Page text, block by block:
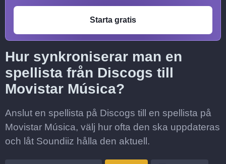
Starta gratis
Hur synkroniserar man en
spellista från Discogs till
Movistar Música?
Anslut en spellista på Discogs till en spellista på
Movistar Música, välj hur ofta den ska uppdateras
och låt Soundiiz hålla den aktuell.